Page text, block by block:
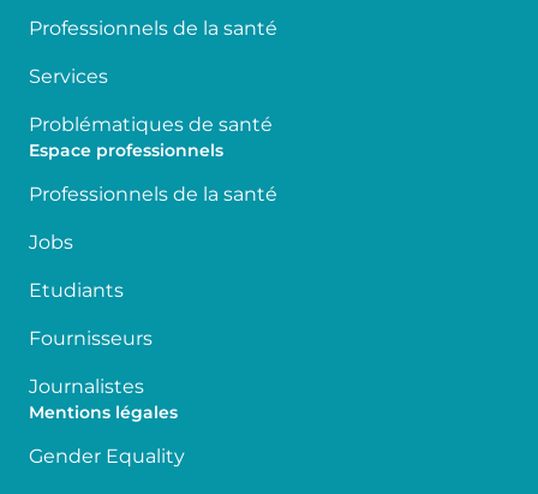
Professionnels de la santé
Services
Problématiques de santé
Espace professionnels
Professionnels de la santé
Jobs
Etudiants
Fournisseurs
Journalistes
Mentions légales
Gender Equality